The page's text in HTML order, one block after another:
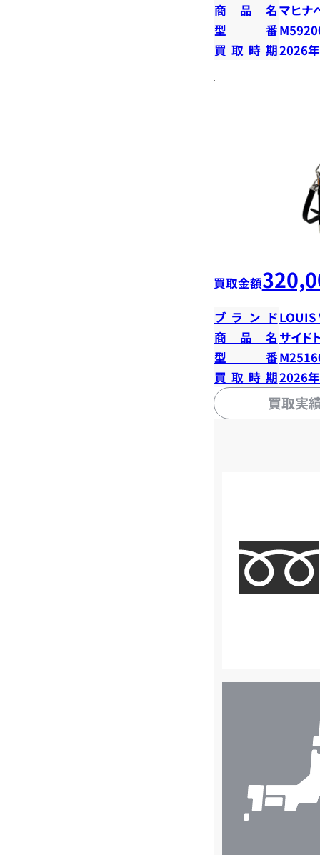
商品名マヒナ
型番
買取時期2026
買取金額
ブランドLOUIS
商品名 サイド
型番
買取時期2026
買取実